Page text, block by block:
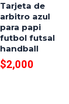
Tarjeta de
arbitro azul
para papi
futbol futsal
handball
$2,000